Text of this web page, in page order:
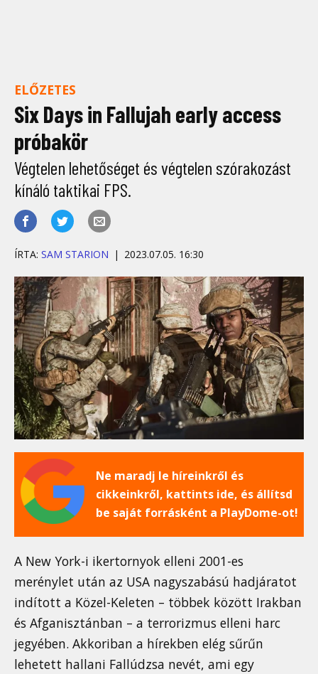
ELŐZETES
Six Days in Fallujah early access
próbakör
Végtelen lehetőséget és végtelen szórakozást
kínáló taktikai FPS.
ÍRTA: SAM STARION 2023.07.05. 16:30
Ne maradj le híreinkről és
cikkeinkről, kattints ide, és állítsd
be saját forrásként a PlayDome-ot!
A New York-i ikertornyok elleni 2001-es
merénylet után az USA nagyszabású hadjáratot
indított a Közel-Keleten – többek között Irakban
és Afganisztánban – a terrorizmus elleni harc
jegyében. Akkoriban a hírekben elég sűrűn
lehetett hallani Fallúdzsa nevét, ami egy